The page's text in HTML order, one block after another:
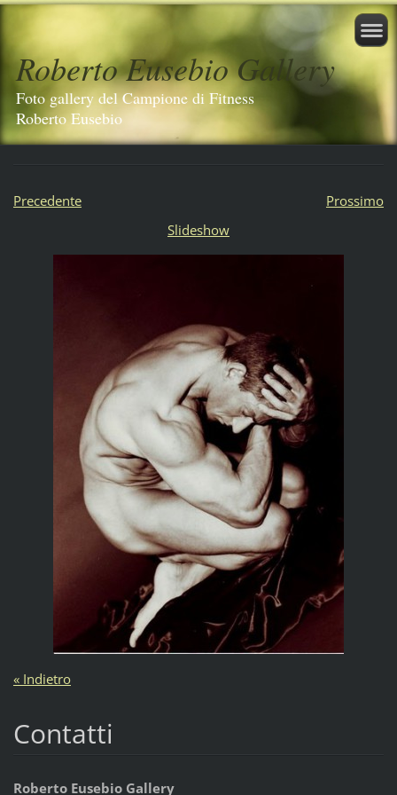
Roberto Eusebio Gallery
Foto gallery del Campione di Fitness
Roberto Eusebio
Precedente
Prossimo
Slideshow
« Indietro
Contatti
Roberto Eusebio Gallery